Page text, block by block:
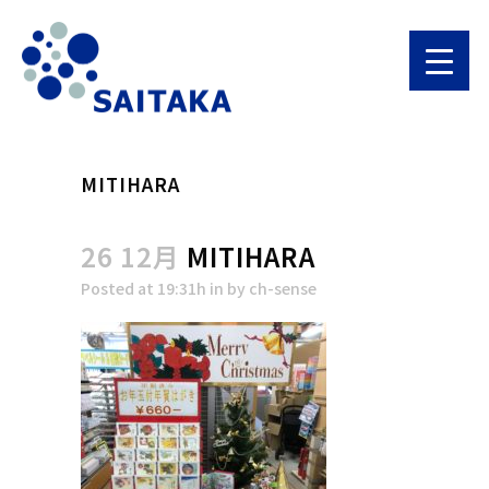
MITIHARA
26 12月 MITIHARA
Posted at 19:31h in by ch-sense